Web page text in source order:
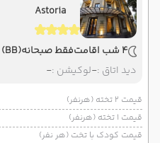
Astoria
4 شب اقامت فقط صبحانه(BB)
دید اتاق :-لوکیشن :-
قیمت 2 تخته (هرنفر)
قیمت 1 تخته (هرنفر)
قیمت کودک با تخت (هر نفر)